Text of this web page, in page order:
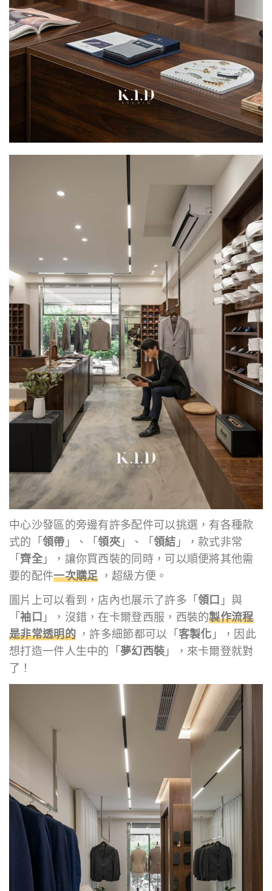
中心沙發區的旁邊有許多配件可以挑選，有各種款
式的「 領帶 」、「領夾 」、「 領結 」，款式非常
「齊全」，讓你買西裝的同時，可以順便將其他需
要的配件一次購足 ，超級方便。
圖片上可以看到，店內也展示了許多「領口 」與
「袖口 」，沒錯，在卡爾登西服，西裝的製作流程
是非常透明的，許多細節都可以「 客製化 」，因此
想打造一件人生中的「 夢幻西裝 」，來卡爾登就對
了！